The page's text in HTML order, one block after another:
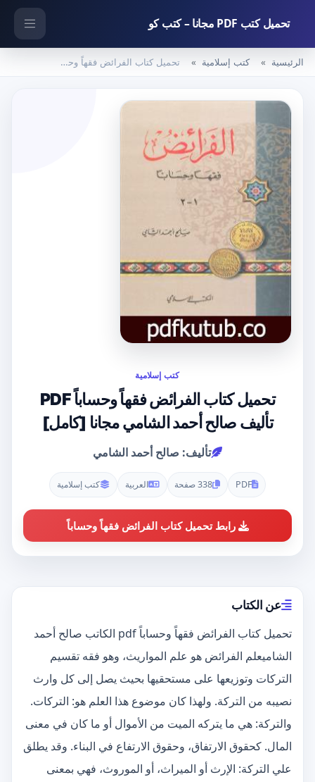
تحميل كتب PDF مجانا – كتب كو
الرئيسية كتب إسلامية تحميل كتاب الفرائض فقهاً وحساباً PDF تأليف صالح أحمد الشامي مجانا [كامل]
كتب إسلامية
تحميل كتاب الفرائض فقهاً وحساباً PDF
تأليف صالح أحمد الشامي مجانا [كامل]
تأليف: صالح أحمد الشامي
PDF 338 صفحة العربية كتب إسلامية
رابط تحميل كتاب الفرائض فقهاً وحساباً
عن الكتاب
تحميل كتاب الفرائض فقهاً وحساباً pdf الكاتب صالح أحمد
الشاميعلم الفرائض هو علم المواريث، وهو فقه تقسيم
التركات وتوزيعها على مستحقيها بحيث يصل إلى كل وارث
نصيبه من التركة. ولهذا كان موضوع هذا العلم هو: التركات.
والتركة: هي ما يتركه الميت من الأموال أو ما كان في معنى
المال. كحقوق الارتفاق، وحقوق الارتفاع في البناء. وقد يطلق
علي التركة: الإرث أو الميراث، أو الموروث، فهي بمعنى